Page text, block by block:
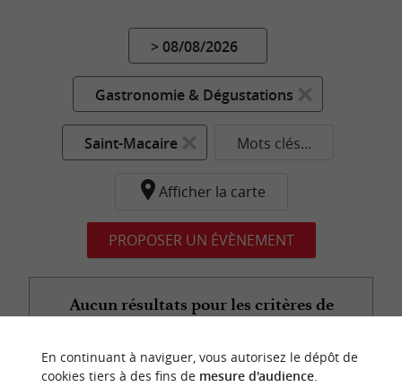
> 08/08/2026
Gastronomie & Dégustations
Saint-Macaire Mots clés...
Afficher la carte
PROPOSER UN ÉVÈNEMENT
Aucun résultats pour les critères de
En continuant à naviguer, vous autorisez le dépôt de
cookies tiers à des fins de mesure d'audience.